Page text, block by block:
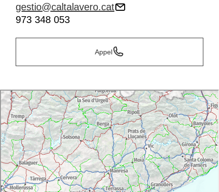
gestio@caltalavero.cat
973 348 053
Appel